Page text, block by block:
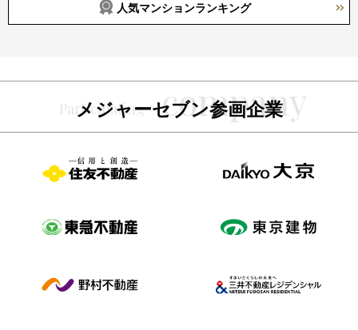
人気マンションランキング
メジャーセブン参画企業